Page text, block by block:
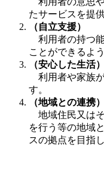
たサービスを提
（自立支援）
利用者の持つ
ことができるよ
（安心した生活）
利用者や家族
す。
（地域との連携）
地域住民又は
を行う等の地域
スの拠点を目指し